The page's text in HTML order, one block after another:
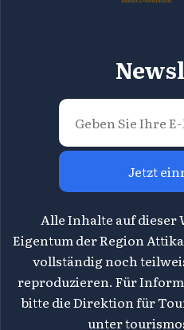
Jetzt
Alle Inhalte auf dieser
Eigentum der Region
vollständig noch
reproduzieren. Für
bitte die Direktion für
unter